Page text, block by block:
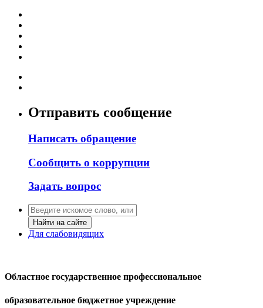
Отправить сообщение
Написать обращение
Сообщить о коррупции
Задать вопрос
Найти на сайте
Для слабовидящих
Областное государственное профессиональное
образовательное бюджетное учреждение